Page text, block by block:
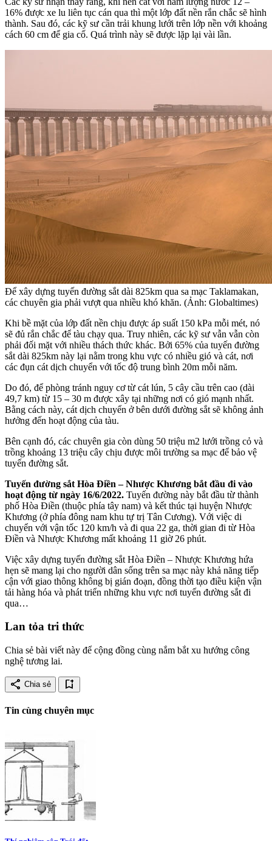
16% được xe lu liên tục cán qua thì một lớp đất nền rắn chắc sẽ hình
thành. Sau đó, các kỹ sư cần trải khung lưới trên lớp nền với khoảng
cách 60 cm để gia cố. Quá trình này sẽ được lặp lại vài lần.
Để xây dựng tuyến đường sắt dài 825km qua sa mạc Taklamakan,
các chuyên gia phải vượt qua nhiều khó khăn. (Ảnh: Globaltimes)
Khi bề mặt của lớp đất nền chịu được áp suất 150 kPa mỗi mét, nó
sẽ đủ rắn chắc để tàu chạy qua. Truy nhiên, các kỹ sư vẫn vẫn còn
phải đối mặt với nhiều thách thức khác. Bởi 65% của tuyến đường
sắt dài 825km này lại nằm trong khu vực có nhiều gió và cát, nơi
các đụn cát dịch chuyển với tốc độ trung bình 20m mỗi năm.
Do đó, để phòng tránh nguy cơ từ cát lún, 5 cây cầu trên cao (dài
49,7 km) từ 15 – 30 m được xây tại những nơi có gió mạnh nhất.
Bằng cách này, cát dịch chuyển ở bên dưới đường sắt sẽ không ảnh
hưởng đến hoạt động của tàu.
Bên cạnh đó, các chuyên gia còn dùng 50 triệu m2 lưới trồng cỏ và
trồng khoảng 13 triệu cây chịu được môi trường sa mạc để bảo vệ
tuyến đường sắt.
Tuyến đường sắt Hòa Điền – Nhược Khương bắt đầu đi vào
hoạt động từ ngày 16/6/2022. Tuyến đường này bắt đầu từ thành
phố Hòa Điền (thuộc phía tây nam) và kết thúc tại huyện Nhược
Khương (ở phía đông nam khu tự trị Tân Cương). Với việc di
chuyển với vận tốc 120 km/h và đi qua 22 ga, thời gian đi từ Hòa
Điền và Nhược Khương mất khoảng 11 giờ 26 phút.
Việc xây dựng tuyến đường sắt Hòa Điền – Nhược Khương hứa
hẹn sẽ mang lại cho người dân sống trên sa mạc này khả năng tiếp
cận với giao thông không bị gián đoạn, đồng thời tạo điều kiện vận
tải hàng hóa và phát triển những khu vực nơi tuyến đường sắt đi
qua…
Lan tỏa tri thức
Chia sẻ bài viết này để cộng đồng cùng nắm bắt xu hướng công
nghệ tương lai.
share Chia sẻ bookmark_add
Tin cùng chuyên mục